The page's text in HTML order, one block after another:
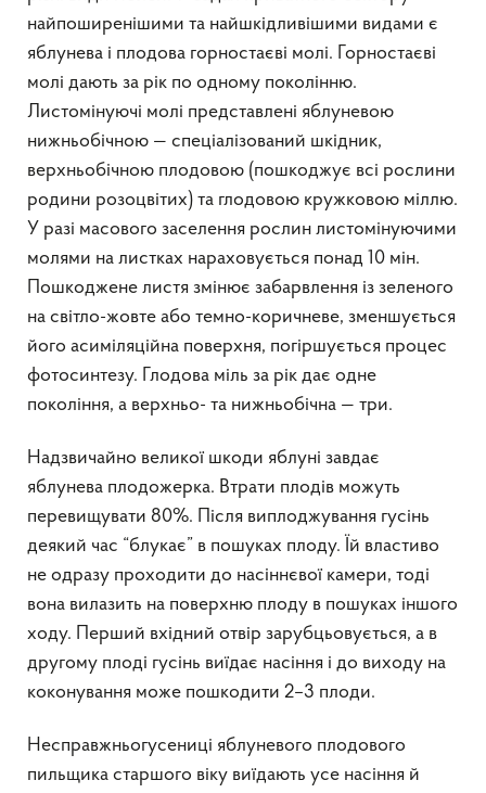
найпоширенішими та найшкідливішими видами є
яблунева і плодова горностаєві молі. Горностаєві
молі дають за рік по одному поколінню.
Листомінуючі молі представлені яблуневою
нижньобічною — спеціалізований шкідник,
верхньобічною плодовою (пошкоджує всі рослини
родини розоцвітих) та глодовою кружковою міллю.
У разі масового заселення рослин листомінуючими
молями на листках нараховується понад 10 мін.
Пошкоджене листя змінює забарвлення із зеленого
на світло-жовте або темно-коричневе, зменшується
його асиміляційна поверхня, погіршується процес
фотосинтезу. Глодова міль за рік дає одне
покоління, а верхньо- та нижньобічна — три.
Надзвичайно великої шкоди яблуні завдає
яблунева плодожерка. Втрати плодів можуть
перевищувати 80%. Після виплоджування гусінь
деякий час “блукає” в пошуках плоду. Їй властиво
не одразу проходити до насіннєвої камери, тоді
вона вилазить на поверхню плоду в пошуках іншого
ходу. Перший вхідний отвір зарубцьовується, а в
другому плоді гусінь виїдає насіння і до виходу на
коконування може пошкодити 2–3 плоди.
Несправжньогусениці яблуневого плодового
пильщика старшого віку виїдають усе насіння й